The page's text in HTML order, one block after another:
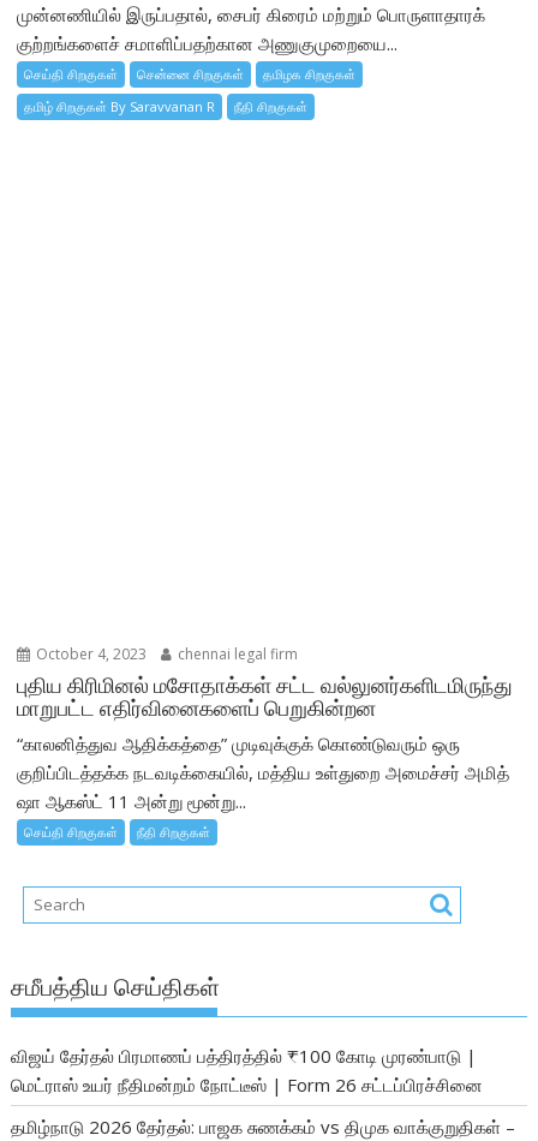
முன்னணியில் இருப்பதால், சைபர் கிரைம் மற்றும் பொருளாதாரக்
குற்றங்களைச் சமாளிப்பதற்கான அணுகுமுறையை...
செய்தி சிறகுகள் சென்னை சிறகுகள்
தமிழக சிறகுகள்
தமிழ் சிறகுகள் By Saravvanan R
நீதி சிறகுகள்
October 4, 2023 chennai legal firm
புதிய கிரிமினல் மசோதாக்கள் சட்ட வல்லுனர்களிடமிருந்து
மாறுபட்ட எதிர்வினைகளைப் பெறுகின்றன
“காலனித்துவ ஆதிக்கத்தை” முடிவுக்குக் கொண்டுவரும் ஒரு
குறிப்பிடத்தக்க நடவடிக்கையில், மத்திய உள்துறை அமைச்சர் அமித்
ஷா ஆகஸ்ட் 11 அன்று மூன்று...
செய்தி சிறகுகள் நீதி சிறகுகள்
சமீபத்திய செய்திகள்
விஜய் தேர்தல் பிரமாணப் பத்திரத்தில் ₹100 கோடி முரண்பாடு |
மெட்ராஸ் உயர் நீதிமன்றம் நோட்டீஸ் | Form 26 சட்டப்பிரச்சினை
தமிழ்நாடு 2026 தேர்தல்: பாஜக சுணக்கம் vs திமுக வாக்குறுதிகள் –